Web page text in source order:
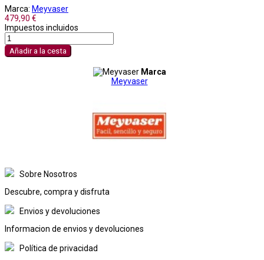
Marca: Meyvaser
479,90 €
Impuestos incluidos
Añadir a la cesta
Marca
Meyvaser
Sobre Nosotros
Descubre, compra y disfruta
Envios y devoluciones
Informacion de envios y devoluciones
Política de privacidad